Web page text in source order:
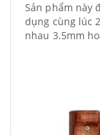
Sản phẩm này
dụng cùng lúc
nhau 3.5mm